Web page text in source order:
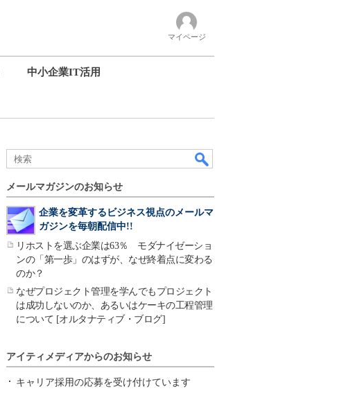
マイページ
中小企業IT活用
メールマガジンのお知らせ
企業を変革するビジネス視点のメールマ
ガジンを毎朝配信中!!
リホストを選ぶ企業は63％ モダナイゼーショ
ンの「第一歩」のはずが、なぜ終着点に変わる
のか？
なぜプロジェクト管理を学んでもプロジェクト
は成功しないのか、あるいはケーキの工程管理
について [オルタナティブ・ブログ]
アイティメディアからのお知らせ
キャリア採用の応募を受け付けています